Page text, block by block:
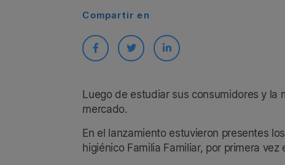
Compartir en
Luego de estudiar sus consumidores y la
mercado.
En el lanzamiento estuvieron presentes
higiénico Familia Familiar, por primera vez